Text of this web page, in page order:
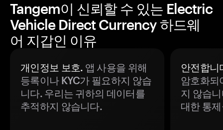
Tangem이 신뢰할 수 있는 Electric
Vehicle Direct Currency 하드웨
어 지갑인 이유
개인정보 보호. 앱 사용을 위해
등록이나 KYC가 필요하지 않습
니다. 우리는 귀하의 데이터를
추적하지 않습니다.
안전합니
암호화되
지 않습
대한 통